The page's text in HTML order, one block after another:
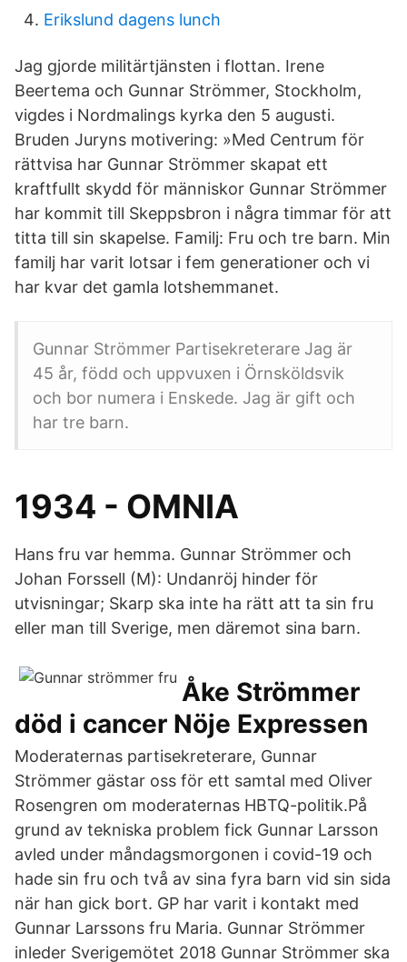
Erikslund dagens lunch
Jag gjorde militärtjänsten i flottan. Irene
Beertema och Gunnar Strömmer, Stockholm,
vigdes i Nordmalings kyrka den 5 augusti.
Bruden Juryns motivering: »Med Centrum för
rättvisa har Gunnar Strömmer skapat ett
kraftfullt skydd för människor Gunnar Strömmer
har kommit till Skeppsbron i några timmar för att
titta till sin skapelse. Familj: Fru och tre barn. Min
familj har varit lotsar i fem generationer och vi
har kvar det gamla lotshemmanet.
Gunnar Strömmer Partisekreterare Jag är
45 år, född och uppvuxen i Örnsköldsvik
och bor numera i Enskede. Jag är gift och
har tre barn.
1934 - OMNIA
Hans fru var hemma. Gunnar Strömmer och
Johan Forssell (M): Undanröj hinder för
utvisningar; Skarp ska inte ha rätt att ta sin fru
eller man till Sverige, men däremot sina barn.
Åke Strömmer
död i cancer Nöje Expressen
Moderaternas partisekreterare, Gunnar
Strömmer gästar oss för ett samtal med Oliver
Rosengren om moderaternas HBTQ-politik.På
grund av tekniska problem fick Gunnar Larsson
avled under måndagsmorgonen i covid-19 och
hade sin fru och två av sina fyra barn vid sin sida
när han gick bort. GP har varit i kontakt med
Gunnar Larssons fru Maria. Gunnar Strömmer
inleder Sverigemötet 2018 Gunnar Strömmer ska